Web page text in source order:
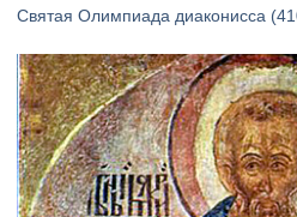
Святая Олимпиада диаконисса